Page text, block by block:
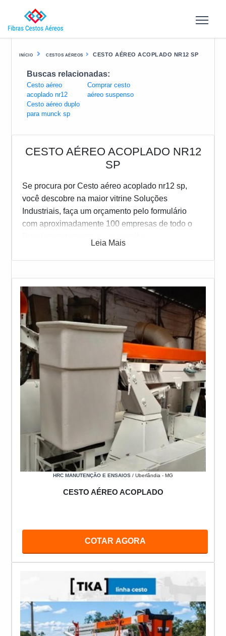
INÍCIO CESTOS AÉREOS CESTO AÉREO ACOPLADO NR12 SP
Buscas relacionadas:
Cesto aéreo
acoplado nr12
Comprar cesto
aéreo suspenso
Cesto aéreo duplo
para munck sp
CESTO AÉREO ACOPLADO NR12
SP
Se procura por Cesto aéreo acoplado nr12 sp,
você descobre na maior vitrine Soluções
Industriais, faça um orçamento pelo formulário
com aproximadamente 100 empresas de todo o
Leia Mais
HRC MANUTENÇÃO E ENSAIOS / Uberlândia - MG
CESTO AÉREO ACOPLADO
COTAR AGORA